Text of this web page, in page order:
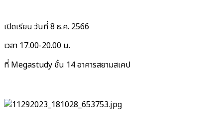
เปิดเรียน วันที่ 8 ธ.ค. 2566
เวลา 17.00-20.00 น.
ที่ Megastudy ชั้น 14​​ อาคารสยามสเคป